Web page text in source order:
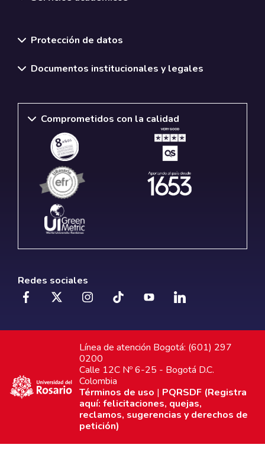
Protección de datos
Documentos institucionales y legales
Comprometidos con la calidad
Redes sociales
Línea de atención Bogotá: (601) 297
0200
Calle 12C Nº 6-25 - Bogotá D.C.
Colombia
Términos de uso | PQRSDF (Registra
aquí: felicitaciones, quejas,
reclamos, sugerencias y derechos de
petición)